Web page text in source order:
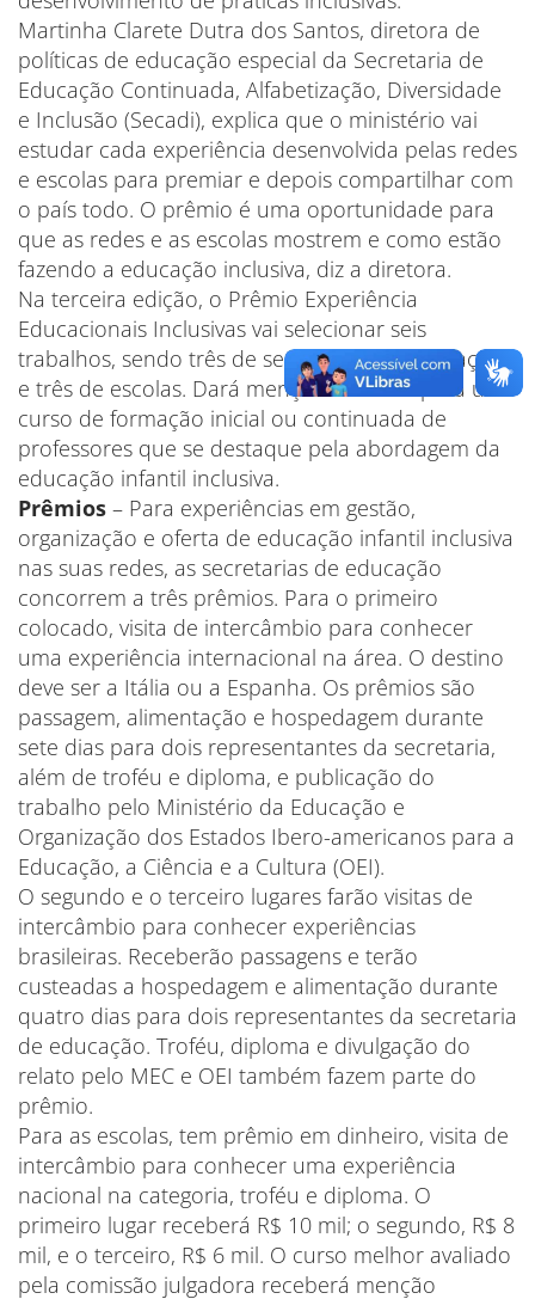
Martinha Clarete Dutra dos Santos, diretora de
políticas de educação especial da Secretaria de
Educação Continuada, Alfabetização, Diversidade
e Inclusão (Secadi), explica que o ministério vai
estudar cada experiência desenvolvida pelas redes
e escolas para premiar e depois compartilhar com
o país todo. O prêmio é uma oportunidade para
que as redes e as escolas mostrem e como estão
fazendo a educação inclusiva, diz a diretora.
Na terceira edição, o Prêmio Experiência
Educacionais Inclusivas vai selecionar seis
trabalhos, sendo três de secretarias de educação
e três de escolas. Dará menção honrosa para um
curso de formação inicial ou continuada de
professores que se destaque pela abordagem da
educação infantil inclusiva.
Prêmios – Para experiências em gestão,
organização e oferta de educação infantil inclusiva
nas suas redes, as secretarias de educação
concorrem a três prêmios. Para o primeiro
colocado, visita de intercâmbio para conhecer
uma experiência internacional na área. O destino
deve ser a Itália ou a Espanha. Os prêmios são
passagem, alimentação e hospedagem durante
sete dias para dois representantes da secretaria,
além de troféu e diploma, e publicação do
trabalho pelo Ministério da Educação e
Organização dos Estados Ibero-americanos para a
Educação, a Ciência e a Cultura (OEI).
O segundo e o terceiro lugares farão visitas de
intercâmbio para conhecer experiências
brasileiras. Receberão passagens e terão
custeadas a hospedagem e alimentação durante
quatro dias para dois representantes da secretaria
de educação. Troféu, diploma e divulgação do
relato pelo MEC e OEI também fazem parte do
prêmio.
Para as escolas, tem prêmio em dinheiro, visita de
intercâmbio para conhecer uma experiência
nacional na categoria, troféu e diploma. O
primeiro lugar receberá R$ 10 mil; o segundo, R$ 8
mil, e o terceiro, R$ 6 mil. O curso melhor avaliado
pela comissão julgadora receberá menção